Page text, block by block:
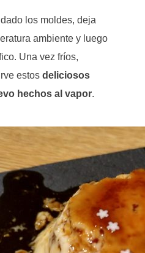
los moldes, deja
ambiente y luego
Una vez fríos,
estos deliciosos
hechos al vapor.